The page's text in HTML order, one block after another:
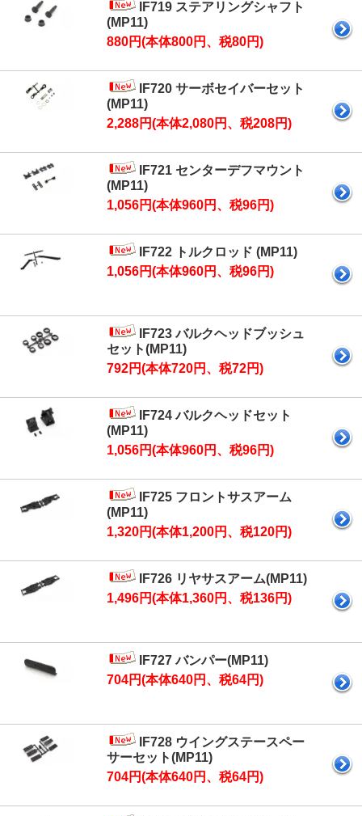
IF719 ステアリングシャフト
(MP11)
880円(本体800円、税80円)
IF720 サーボセイバーセット
(MP11)
2,288円(本体2,080円、税208円)
IF721 センターデフマウント
(MP11)
1,056円(本体960円、税96円)
IF722 トルクロッド (MP11)
1,056円(本体960円、税96円)
IF723 バルクヘッドブッシュ
セット(MP11)
792円(本体720円、税72円)
IF724 バルクヘッドセット
(MP11)
1,056円(本体960円、税96円)
IF725 フロントサスアーム
(MP11)
1,320円(本体1,200円、税120円)
IF726 リヤサスアーム(MP11)
1,496円(本体1,360円、税136円)
IF727 バンパー(MP11)
704円(本体640円、税64円)
IF728 ウイングステースペー
サーセット(MP11)
704円(本体640円、税64円)